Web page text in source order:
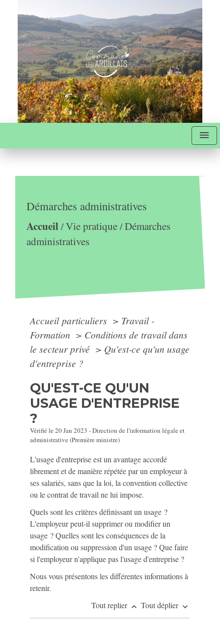
menu
Démarches administratives
Accueil/Vie pratique/Démarches
administratives
Accueil particuliers > Travail -
Formation > Conditions de travail dans
le secteur privé > Qu'est-ce qu'un usage
d'entreprise ?
QU'EST-CE QU'UN
USAGE D'ENTREPRISE
?
Vérifié le 20 Jan 2023 - Direction de l'information légale et
administrative (Première ministre)
L'usage d'entreprise est un avantage accordé
librement et de manière répétée par un employeur à
ses salariés, sans que la loi, la convention collective
ou le contrat de travail ne lui impose.
Quels sont les critères définissant un usage ?
L'employeur peut-il supprimer ou modifier un
usage ? Quelles sont les conséquences de la
modification ou suppression d'un usage ? Que faire
si l'employeur n'applique pas l'usage d'entreprise ?
Nous vous présentons les différentes informations à
retenir.
Tout replier keyboard_arrow_up Tout déplier keyboard_arrow_down